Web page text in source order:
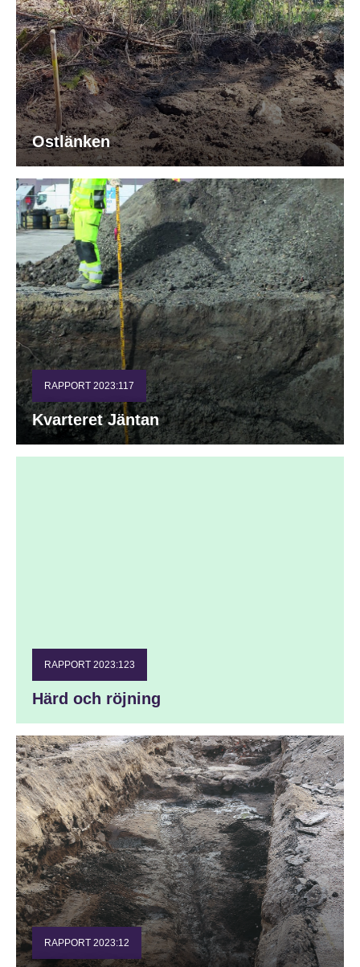
Ostlänken
RAPPORT 2023:117
Kvarteret Jäntan
RAPPORT 2023:123
Härd och röjning
RAPPORT 2023:12